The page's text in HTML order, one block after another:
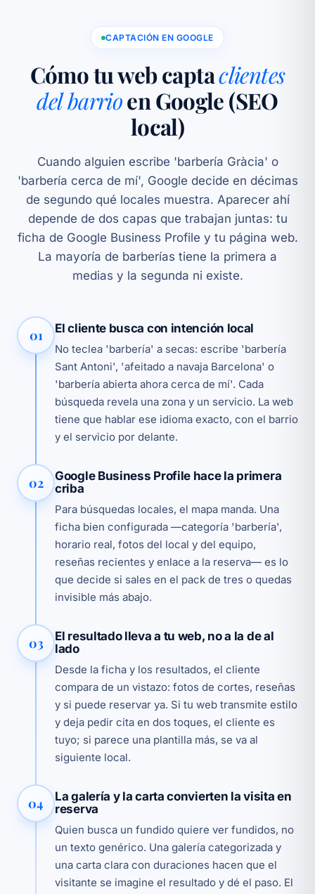
CAPTACIÓN EN GOOGLE
Cómo tu web captaclientes
del barrioen Google (SEO
local)
Cuando alguien escribe 'barbería Gràcia' o
'barbería cerca de mí', Google decide en décimas
de segundo qué locales muestra. Aparecer ahí
depende de dos capas que trabajan juntas: tu
ficha de Google Business Profile y tu página web.
La mayoría de barberías tiene la primera a
medias y la segunda ni existe.
01 El cliente busca con intención local
No teclea 'barbería' a secas: escribe 'barbería
Sant Antoni', 'afeitado a navaja Barcelona' o
'barbería abierta ahora cerca de mí'. Cada
búsqueda revela una zona y un servicio. La web
tiene que hablar ese idioma exacto, con el barrio
y el servicio por delante.
02
Google Business Profile hace la primera
criba
Para búsquedas locales, el mapa manda. Una
ficha bien configurada —categoría 'barbería',
horario real, fotos del local y del equipo,
reseñas recientes y enlace a la reserva— es lo
que decide si sales en el pack de tres o quedas
invisible más abajo.
03
El resultado lleva a tu web, no a la de al
lado
Desde la ficha y los resultados, el cliente
compara de un vistazo: fotos de cortes, reseñas
y si puede reservar ya. Si tu web transmite estilo
y deja pedir cita en dos toques, el cliente es
tuyo; si parece una plantilla más, se va al
siguiente local.
04
La galería y la carta convierten la visita en
reserva
Quien busca un fundido quiere ver fundidos, no
un texto genérico. Una galería categorizada y
una carta clara con duraciones hacen que el
visitante se imagine el resultado y dé el paso. El